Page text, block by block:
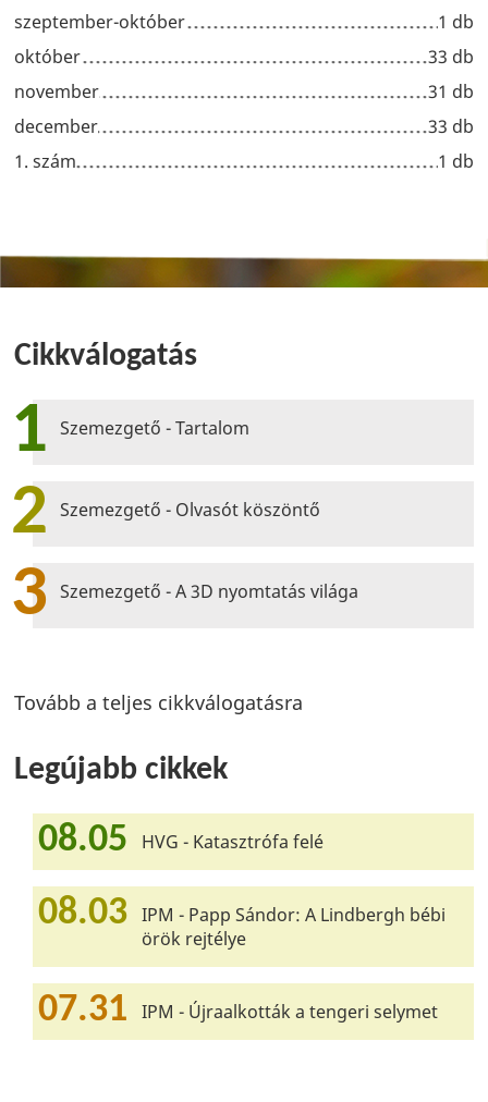
szeptember-október
1 db
október
33 db
november
31 db
december
33 db
1. szám
1 db
Cikkválogatás
1 Szemezgető - Tartalom
2 Szemezgető - Olvasót köszöntő
3 Szemezgető - A 3D nyomtatás világa
Tovább a teljes cikkválogatásra
Legújabb cikkek
08.05 HVG - Katasztrófa felé
08.03
IPM - Papp Sándor: A Lindbergh bébi
örök rejtélye
07.31 IPM - Újraalkották a tengeri selymet